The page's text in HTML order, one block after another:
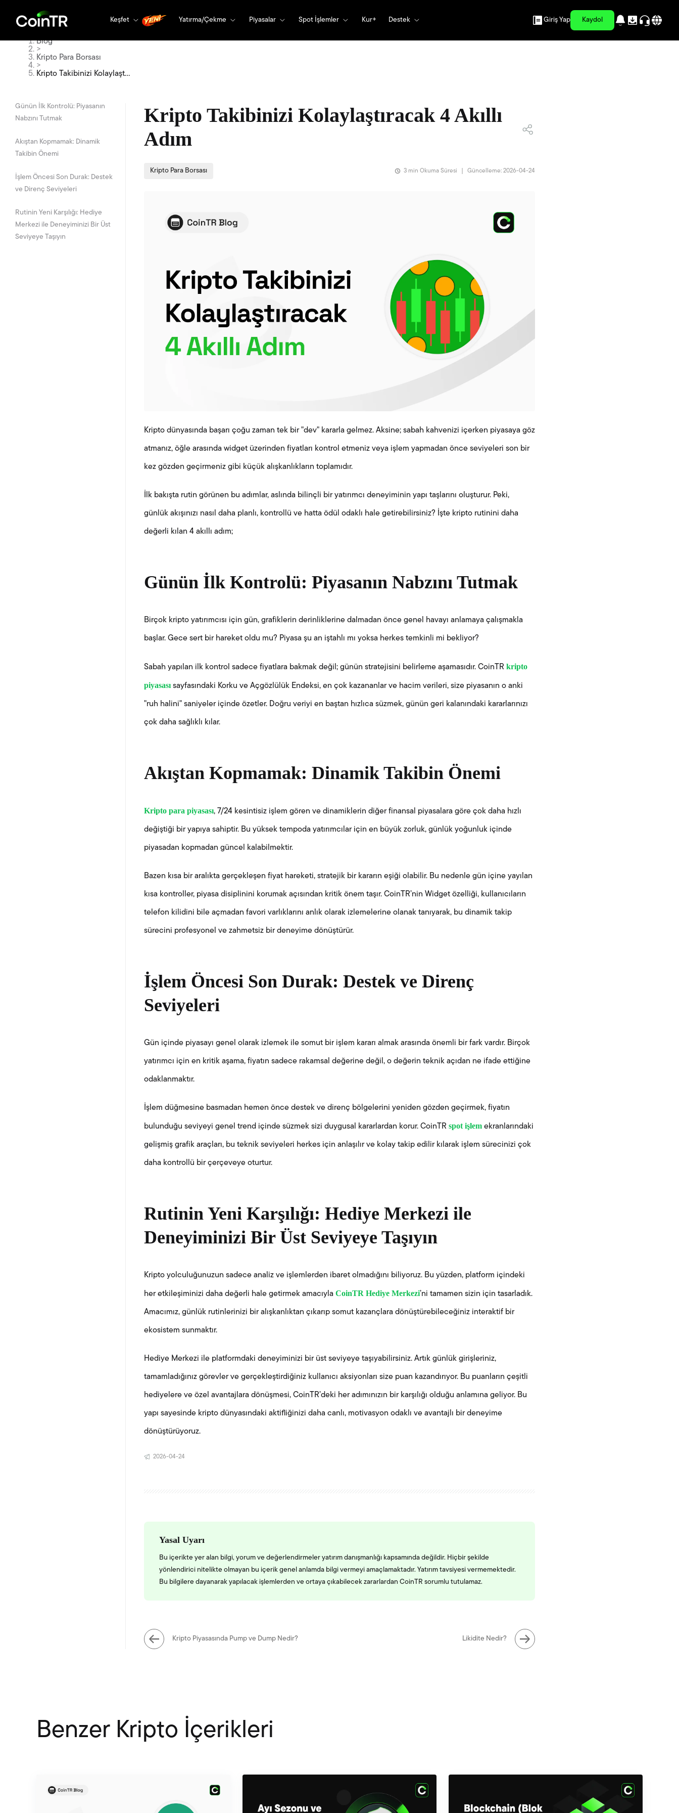
Keşfet Yatırma/Çekme Piyasalar Spot İşlemler Kur+ Destek Giriş Yap Kaydol
Blog
>
Kripto Para Borsası
>
Kripto Takibinizi Kolaylaştır
Kripto Takibinizi Kolaylaştıracak 4 Akıllı
Adım
Kripto Para Borsası 3 min Okuma Süresi Güncelleme: 2026-04-24
Kripto dünyasında başarı çoğu zaman tek bir "dev" kararla gelmez. Aksine; sabah kahvenizi içerken piyasaya göz
atmanız, öğle arasında widget üzerinden fiyatları kontrol etmeniz veya işlem yapmadan önce seviyeleri son bir
kez gözden geçirmeniz gibi küçük alışkanlıkların toplamıdır.
İlk bakışta rutin görünen bu adımlar, aslında bilinçli bir yatırımcı deneyiminin yapı taşlarını oluşturur. Peki,
günlük akışınızı nasıl daha planlı, kontrollü ve hatta ödül odaklı hale getirebilirsiniz? İşte kripto rutinini daha
değerli kılan 4 akıllı adım;
Günün İlk Kontrolü: Piyasanın Nabzını Tutmak
Birçok kripto yatırımcısı için gün, grafiklerin derinliklerine dalmadan önce genel havayı anlamaya çalışmakla
başlar. Gece sert bir hareket oldu mu? Piyasa şu an iştahlı mı yoksa herkes temkinli mi bekliyor?
Sabah yapılan ilk kontrol sadece fiyatlara bakmak değil; günün stratejisini belirleme aşamasıdır. CoinTR kripto
piyasasısayfasındaki Korku ve Açgözlülük Endeksi, en çok kazananlar ve hacim verileri, size piyasanın o anki
"ruh halini" saniyeler içinde özetler. Doğru veriyi en baştan hızlıca süzmek, günün geri kalanındaki kararlarınızı
çok daha sağlıklı kılar.
Akıştan Kopmamak: Dinamik Takibin Önemi
Kripto para piyasası, 7/24 kesintisiz işlem gören ve dinamiklerin diğer finansal piyasalara göre çok daha hızlı
değiştiği bir yapıya sahiptir. Bu yüksek tempoda yatırımcılar için en büyük zorluk, günlük yoğunluk içinde
piyasadan kopmadan güncel kalabilmektir.
Bazen kısa bir aralıkta gerçekleşen fiyat hareketi, stratejik bir kararın eşiği olabilir. Bu nedenle gün içine yayılan
kısa kontroller, piyasa disiplinini korumak açısından kritik önem taşır. CoinTR’nin Widget özelliği, kullanıcıların
telefon kilidini bile açmadan favori varlıklarını anlık olarak izlemelerine olanak tanıyarak, bu dinamik takip
sürecini profesyonel ve zahmetsiz bir deneyime dönüştürür.
İşlem Öncesi Son Durak: Destek ve Direnç
Seviyeleri
Gün içinde piyasayı genel olarak izlemek ile somut bir işlem kararı almak arasında önemli bir fark vardır. Birçok
yatırımcı için en kritik aşama, fiyatın sadece rakamsal değerine değil, o değerin teknik açıdan ne ifade ettiğine
odaklanmaktır.
İşlem düğmesine basmadan hemen önce destek ve direnç bölgelerini yeniden gözden geçirmek, fiyatın
bulunduğu seviyeyi genel trend içinde süzmek sizi duygusal kararlardan korur. CoinTR spot işlem ekranlarındaki
gelişmiş grafik araçları, bu teknik seviyeleri herkes için anlaşılır ve kolay takip edilir kılarak işlem sürecinizi çok
daha kontrollü bir çerçeveye oturtur.
Rutinin Yeni Karşılığı: Hediye Merkezi ile
Deneyiminizi Bir Üst Seviyeye Taşıyın
Kripto yolculuğunuzun sadece analiz ve işlemlerden ibaret olmadığını biliyoruz. Bu yüzden, platform içindeki
her etkileşiminizi daha değerli hale getirmek amacıyla CoinTR Hediye Merkezi’ni tamamen sizin için tasarladık.
Amacımız, günlük rutinlerinizi bir alışkanlıktan çıkarıp somut kazançlara dönüştürebileceğiniz interaktif bir
ekosistem sunmaktır.
Hediye Merkezi ile platformdaki deneyiminizi bir üst seviyeye taşıyabilirsiniz. Artık günlük girişleriniz,
tamamladığınız görevler ve gerçekleştirdiğiniz kullanıcı aksiyonları size puan kazandırıyor. Bu puanların çeşitli
hediyelere ve özel avantajlara dönüşmesi, CoinTR’deki her adımınızın bir karşılığı olduğu anlamına geliyor. Bu
yapı sayesinde kripto dünyasındaki aktifliğinizi daha canlı, motivasyon odaklı ve avantajlı bir deneyime
dönüştürüyoruz.
2026-04-24
Yasal Uyarı
Bu içerikte yer alan bilgi, yorum ve değerlendirmeler yatırım danışmanlığı kapsamında değildir. Hiçbir şekilde
yönlendirici nitelikte olmayan bu içerik genel anlamda bilgi vermeyi amaçlamaktadır. Yatırım tavsiyesi vermemektedir.
Bu bilgilere dayanarak yapılacak işlemlerden ve ortaya çıkabilecek zararlardan CoinTR sorumlu tutulamaz.
Kripto Piyasasında Pump ve Dump Nedir? Likidite Nedir?
Günün İlk Kontrolü: Piyasanın
Nabzını Tutmak
Akıştan Kopmamak: Dinamik
Takibin Önemi
İşlem Öncesi Son Durak: Destek
ve Direnç Seviyeleri
Rutinin Yeni Karşılığı: Hediye
Merkezi ile Deneyiminizi Bir Üst
Seviyeye Taşıyın
Benzer Kripto İçerikleri